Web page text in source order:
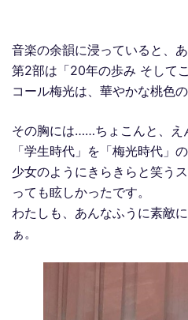
音楽の余韻に浸っていると、
第2部は「20年の歩み そしてこ
コール梅光は、華やかな桃色の
その胸には……ちょこんと、え
「学生時代」を「梅光時代」
少女のようにきらきらと笑う
っても眩しかったです。
わたしも、あんなふうに素敵
ぁ。